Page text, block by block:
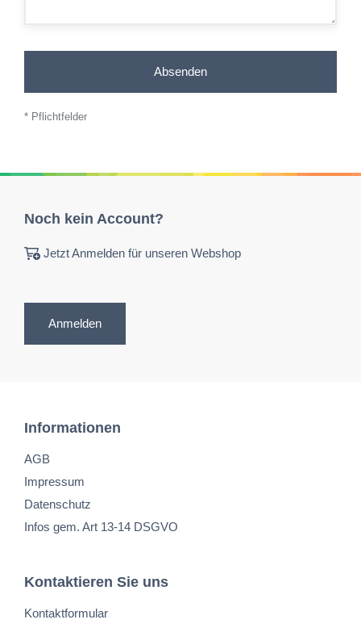
Absenden
* Pflichtfelder
Noch kein Account?
Jetzt Anmelden für unseren Webshop
Anmelden
Informationen
AGB
Impressum
Datenschutz
Infos gem. Art 13-14 DSGVO
Kontaktieren Sie uns
Kontaktformular